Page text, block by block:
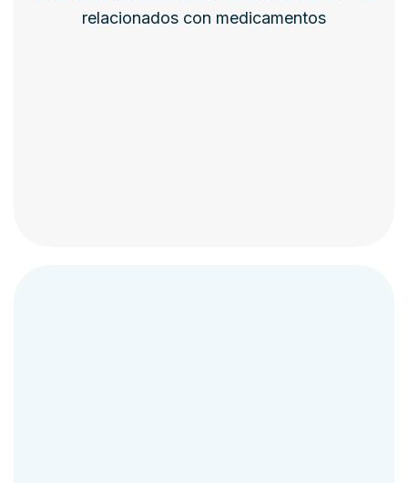
relacionados con medicamentos